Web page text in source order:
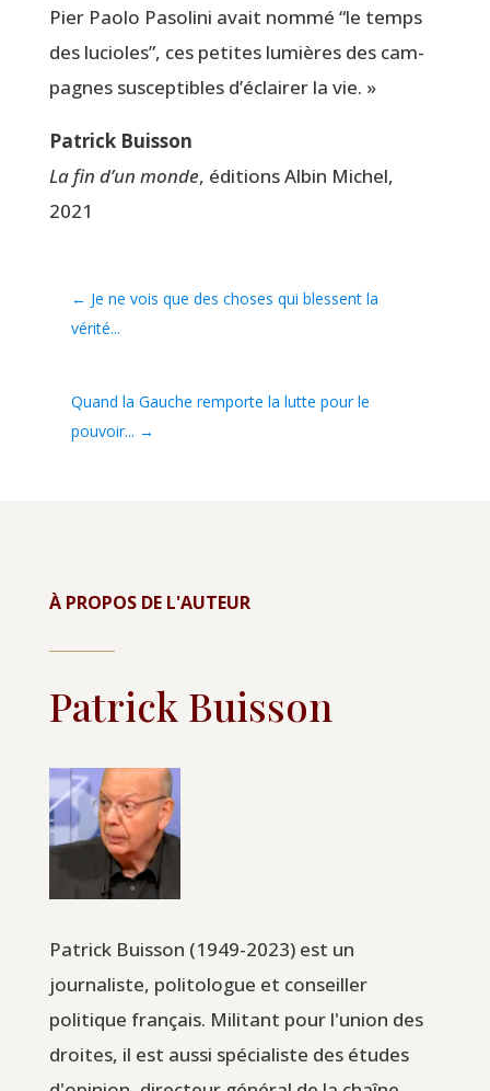
Pier Pao­lo Paso­li­ni avait nom­mé “le temps
des lucioles”, ces petites lumières des cam­
pagnes sus­cep­tibles d’é­clai­rer la vie. »
Patrick Buis­son
La fin d’un monde, édi­tions Albin Michel,
2021
← Je ne vois que des choses qui blessent la
vérité...
Quand la Gauche remporte la lutte pour le
pouvoir... →
À PROPOS DE L'AUTEUR
Patrick Buisson
Patrick Buisson (1949-2023) est un
journaliste, politologue et conseiller
politique français. Militant pour l'union des
droites, il est aussi spécialiste des études